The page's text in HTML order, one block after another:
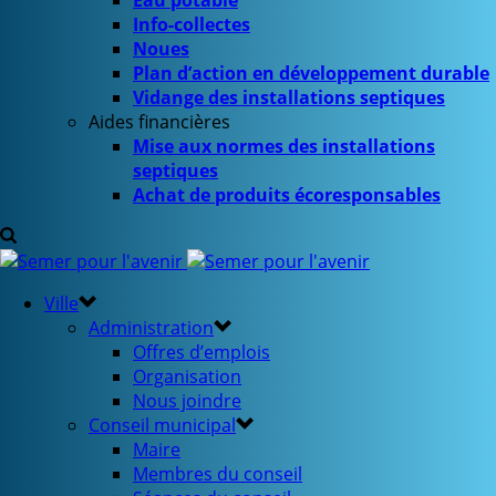
Info-collectes
Noues
Plan d’action en développement durable
Vidange des installations septiques
Aides financières
Mise aux normes des installations
septiques
Achat de produits écoresponsables
Ville
Administration
Offres d’emplois
Organisation
Nous joindre
Conseil municipal
Maire
Membres du conseil